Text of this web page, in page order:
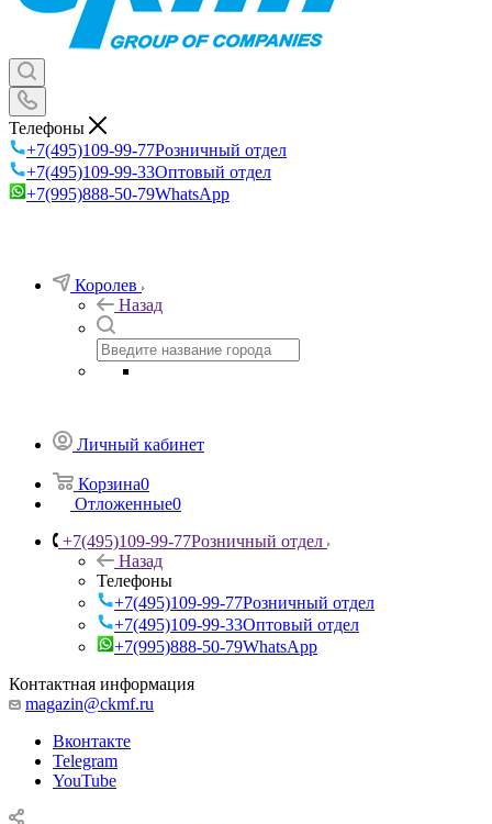
Телефоны
+7(495)109-99-77Розничный отдел
+7(495)109-99-33Оптовый отдел
+7(995)888-50-79WhatsApp
Королев
Назад
Личный кабинет
Корзина0
Отложенные0
+7(495)109-99-77Розничный отдел
Назад
Телефоны
+7(495)109-99-77Розничный отдел
+7(495)109-99-33Оптовый отдел
+7(995)888-50-79WhatsApp
Контактная информация
magazin@ckmf.ru
Вконтакте
Telegram
YouTube